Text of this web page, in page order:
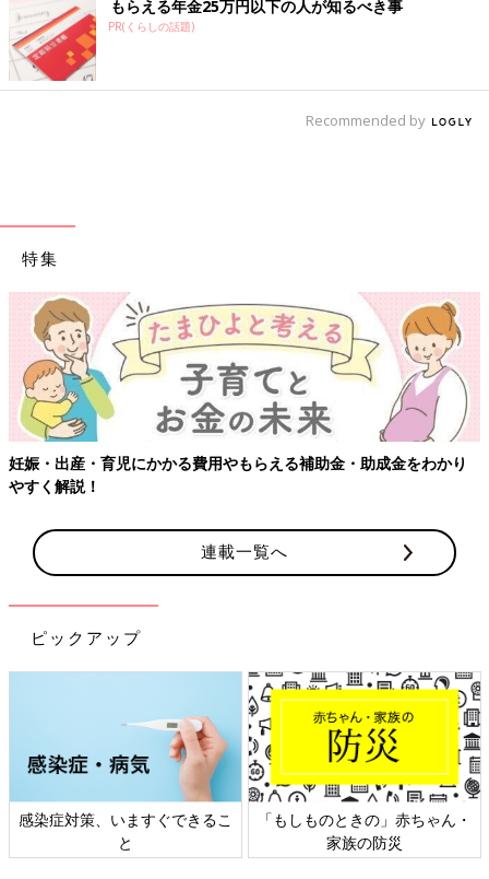
もらえる年金25万円以下の人が知るべき事
PR(くらしの話題)
Recommended by
特集
妊娠・出産・育児にかかる費用やもらえる補助金・助成金をわかり
やすく解説！
連載一覧へ
ピックアップ
感染症対策、いますぐできるこ
と
「もしものときの」赤ちゃん・
家族の防災